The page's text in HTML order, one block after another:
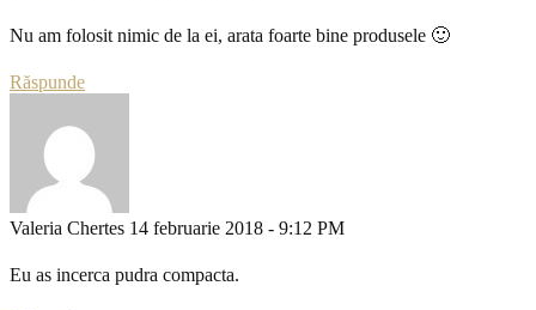
Nu am folosit nimic de la ei, arata foarte bine produsele 🙂
Răspunde
Valeria Chertes 14 februarie 2018 - 9:12 PM
Eu as incerca pudra compacta.